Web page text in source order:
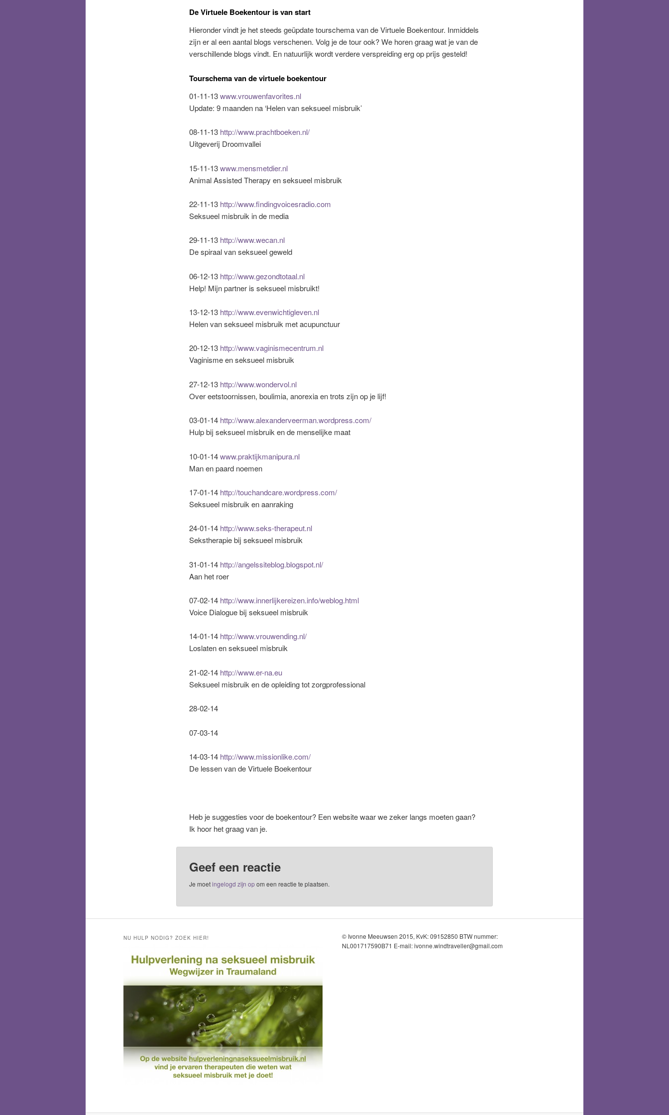
De Virtuele Boekentour is van start
Hieronder vindt je het steeds geüpdate tourschema van de Virtuele Boekentour. Inmiddels
zijn er al een aantal blogs verschenen. Volg je de tour ook? We horen graag wat je van de
verschillende blogs vindt. En natuurlijk wordt verdere verspreiding erg op prijs gesteld!
Tourschema van de virtuele boekentour
01-11-13www.vrouwenfavorites.nl
Update: 9 maanden na ‘Helen van seksueel misbruik’
08-11-13 http://www.prachtboeken.nl/
Uitgeverij Droomvallei
15-11-13www.mensmetdier.nl
Animal Assisted Therapy en seksueel misbruik
22-11-13 http://www.findingvoicesradio.com
Seksueel misbruik in de media
29-11-13 http://www.wecan.nl
De spiraal van seksueel geweld
06-12-13 http://www.gezondtotaal.nl
Help! Mijn partner is seksueel misbruikt!
13-12-13 http://www.evenwichtigleven.nl
Helen van seksueel misbruik met acupunctuur
20-12-13 http://www.vaginismecentrum.nl
Vaginisme en seksueel misbruik
27-12-13 http://www.wondervol.nl
Over eetstoornissen, boulimia, anorexia en trots zijn op je lijf!
03-01-14http://www.alexanderveerman.wordpress.com/
Hulp bij seksueel misbruik en de menselijke maat
10-01-14www.praktijkmanipura.nl
Man en paard noemen
17-01-14 http://touchandcare.wordpress.com/
Seksueel misbruik en aanraking
24-01-14 http://www.seks-therapeut.nl
Sekstherapie bij seksueel misbruik
31-01-14 http://angelssiteblog.blogspot.nl/
Aan het roer
07-02-14 http://www.innerlijkereizen.info/weblog.html
Voice Dialogue bij seksueel misbruik
14-01-14http://www.vrouwending.nl/
Loslaten en seksueel misbruik
21-02-14http://www.er-na.eu
Seksueel misbruik en de opleiding tot zorgprofessional
28-02-14
07-03-14
14-03-14 http://www.missionlike.com/
De lessen van de Virtuele Boekentour
Heb je suggesties voor de boekentour? Een website waar we zeker langs moeten gaan?
Ik hoor het graag van je.
Geef een reactie
Je moetingelogd zijn opom een reactie te plaatsen.
NU HULP NODIG? ZOEK HIER!
© Ivonne Meeuwsen 2015, KvK: 09152850 BTW nummer:
NL001717590B71 E-mail: ivonne.windtraveller@gmail.com